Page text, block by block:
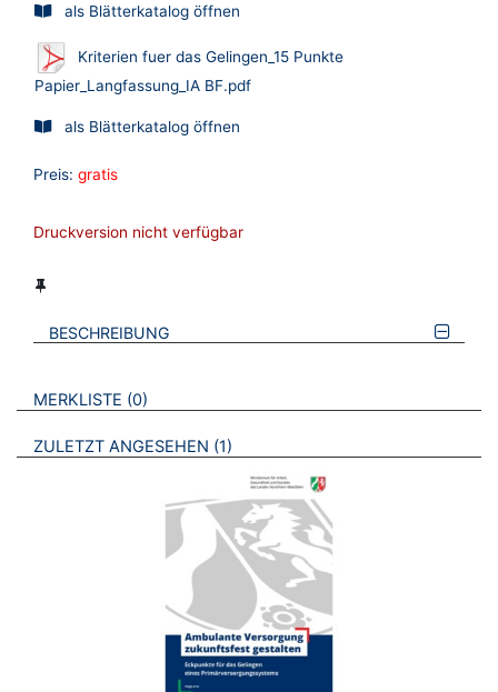
als Blätterkatalog öffnen
Kriterien fuer das Gelingen_15 Punkte
Papier_Langfassung_IA BF.pdf
als Blätterkatalog öffnen
Preis: gratis
Druckversion nicht verfügbar
BESCHREIBUNG
VERWEISE AUF VERMERKTE- ODER ZULETZT ANGESEHENE
MERKLISTE 0 BROSCHÜREN
ZULETZT ANGESEHEN 1 BROSCHÜREN